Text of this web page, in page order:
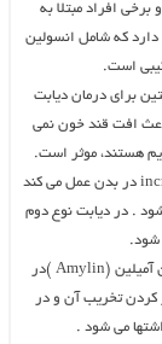
افراد مبتلا به
که شامل انسولین
است.
برای درمان دیابت
باعث افت قند خون نمی
هستند، موثر است.
این دارو مانند هورمون incretin در بدن عمل می کند
. در دیابت نوع دوم
شود.
این دارو مانند هورمون آمیلین (Amylin )در
کردن تخریب آن و در
می شود .